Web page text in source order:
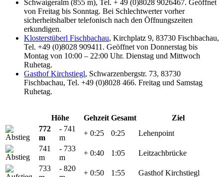
Schwaigeralm (855 m), Tel. + 49 (0)8028 9026467. Geöffnet
von Freitag bis Sonntag. Bei Schlechtwerter vorher
sicherheitshalber telefonisch nach den Öffnungszeiten
erkundigen.
Klosterstüberl Fischbachau, Kirchplatz 9, 83730 Fischbachau,
Tel. +49 (0)8028 909411. Geöffnet von Donnerstag bis
Montag von 10:00 – 22:00 Uhr. Dienstag und Mittwoch
Ruhetag.
Gasthof Kirchstiegl, Schwarzenbergstr. 73, 83730
Fischbachau, Tel. +49 (0)8028 466. Freitag und Samstag
Ruhetag.
Höhe Gehzeit Gesamt
Ziel
772
m
- 741
m
+ 0:25 0:25
Lehenpoint
741
m
- 733
m
+ 0:40 1:05
Leitzachbrücke
733
- 820
+ 0:50 1:55
Gasthof Kirchstiegl